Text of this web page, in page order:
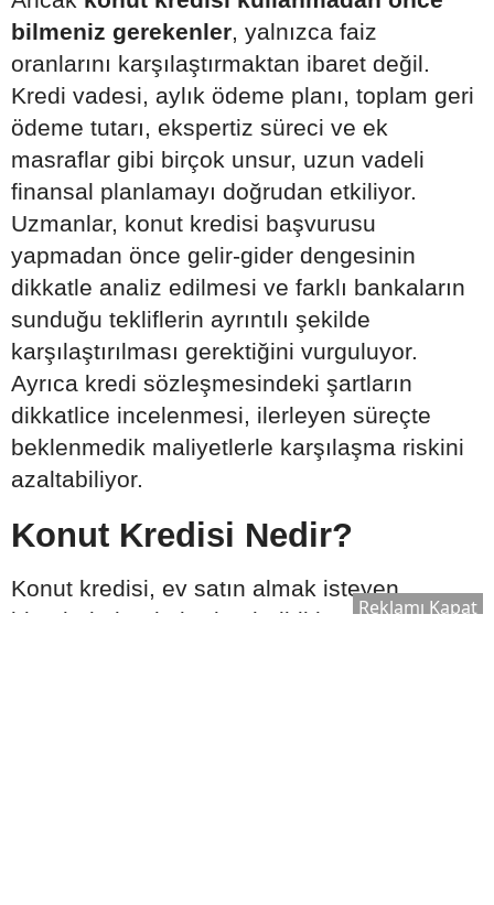
bilmeniz gerekenler, yalnızca faiz
oranlarını karşılaştırmaktan ibaret değil.
Kredi vadesi, aylık ödeme planı, toplam geri
ödeme tutarı, ekspertiz süreci ve ek
masraflar gibi birçok unsur, uzun vadeli
finansal planlamayı doğrudan etkiliyor.
Uzmanlar, konut kredisi başvurusu
yapmadan önce gelir-gider dengesinin
dikkatle analiz edilmesi ve farklı bankaların
sunduğu tekliflerin ayrıntılı şekilde
karşılaştırılması gerektiğini vurguluyor.
Ayrıca kredi sözleşmesindeki şartların
dikkatlice incelenmesi, ilerleyen süreçte
beklenmedik maliyetlerle karşılaşma riskini
azaltabiliyor.
Konut Kredisi Nedir?
Konut kredisi, ev satın almak isteyen
bireylerin bankalardan belirli koşullar
Reklamı Kapat